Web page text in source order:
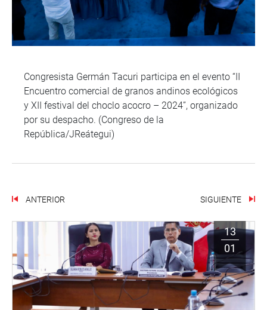
Congresista Germán Tacuri participa en el evento “II
Encuentro comercial de granos andinos ecológicos
y XII festival del choclo acocro – 2024”, organizado
por su despacho. (Congreso de la
República/JReátegui)
ANTERIOR SIGUIENTE
13
01